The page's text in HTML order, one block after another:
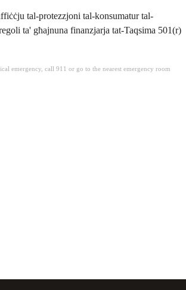
tal-protezzjoni tal-konsumatur tal-
ta' għajnuna finanzjarja tat-Taqsima 501(r)
emergency, call 911 or go to the nearest emergency room